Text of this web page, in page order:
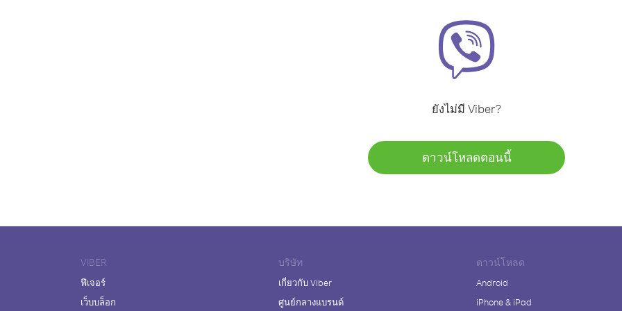
ยังไม่มี Viber?
ดาวน์โหลดตอนนี้
VIBER
ฟีเจอร์
เว็บบล็อก
บริษัท
เกี่ยวกับ Viber
ศูนย์กลางแบรนด์
ดาวน์โหลด
Android
iPhone & iPad